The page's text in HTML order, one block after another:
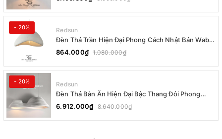
- 20% Redsun
Đèn Thả Trần Hiện Đại Phong Cách Nhật Bản Wabi-
sabi CDT-T036 Dáng A
864.000₫ 1.080.000₫
- 20% Redsun
Đèn Thả Bàn Ăn Hiện Đại Bậc Thang Đôi Phong
Cách Nhật Bản Wabi-sabi DC-T078A
6.912.000₫ 8.640.000₫